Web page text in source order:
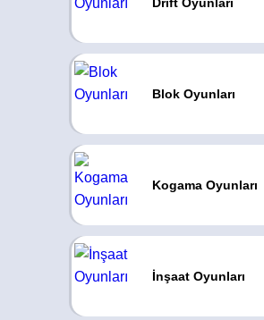
Blok Oyunları
Kogama Oyunları
İnşaat Oyunları